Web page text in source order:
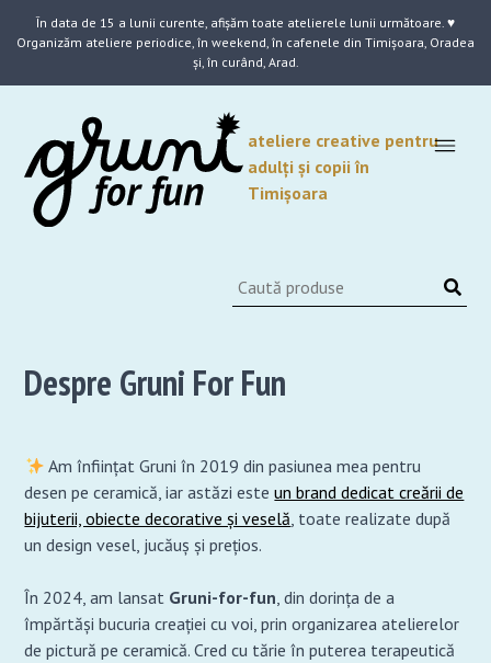
În data de 15 a lunii curente, afișăm toate atelierele lunii următoare. ♥
Organizăm ateliere periodice, în weekend, în cafenele din Timișoara, Oradea
și, în curând, Arad.
ateliere creative pentru
adulți și copii în
Timișoara
Despre Gruni For Fun
Am înființat Gruni în 2019 din pasiunea mea pentru
desen pe ceramică, iar astăzi esteun brand dedicat creării de
bijuterii, obiecte decorative și veselă, toate realizate după
un design vesel, jucăuș și prețios.
În 2024, am lansat Gruni-for-fun, din dorința de a
împărtăși bucuria creației cu voi, prin organizarea atelierelor
de pictură pe ceramică. Cred cu tărie în puterea terapeutică